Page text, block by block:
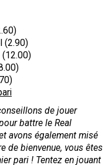
(2.90)
(12.00)
de jouer
battre le Real
avons également misé
de bienvenue, vous êtes
pari ! Tentez en jouant